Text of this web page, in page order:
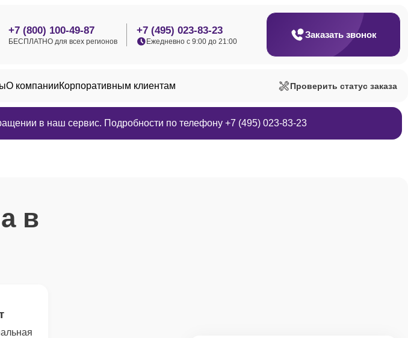
+7 (800) 100-49-87
БЕСПЛАТНО для всех регионов
+7 (495) 023-83-23
Ежедневно с 9:00 до 21:00
Заказать звонок
О компанииКорпоративным клиентам Проверить статус заказа
в наш сервис. Подробности по телефону +7 (495) 023-83-23
в